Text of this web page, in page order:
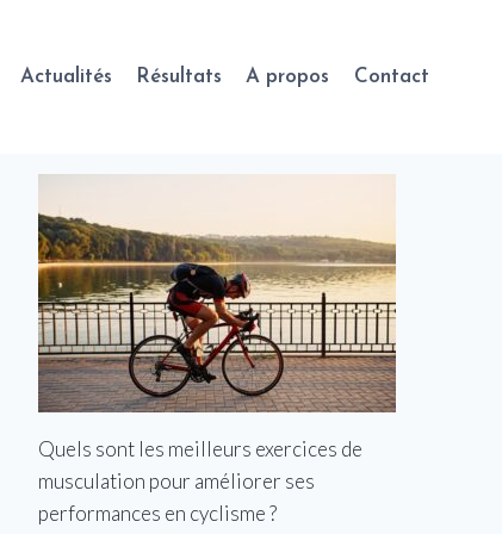
Actualités Résultats A propos Contact
Quels sont les meilleurs exercices de
musculation pour améliorer ses
performances en cyclisme ?